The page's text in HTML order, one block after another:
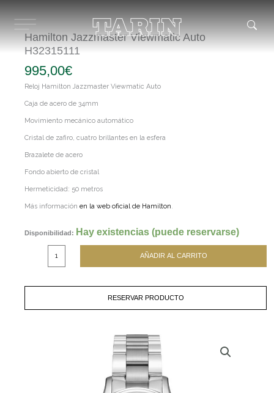
contenido
Hamilton Jazzmaster Viewmatic Auto
H32315111
995,00€
Reloj Hamilton Jazzmaster Viewmatic Auto
Caja de acero de 34mm
Movimiento mecánico automático
Cristal de zafiro, cuatro brillantes en la esfera
Brazalete de acero
Fondo abierto de cristal
Hermeticidad: 50 metros
Más información en la web oficial de Hamilton.
Disponibilidad: Hay existencias (puede reservarse)
Jazzmaster
Viewmatic
AÑADIR AL CARRITO
RESERVAR PRODUCTO